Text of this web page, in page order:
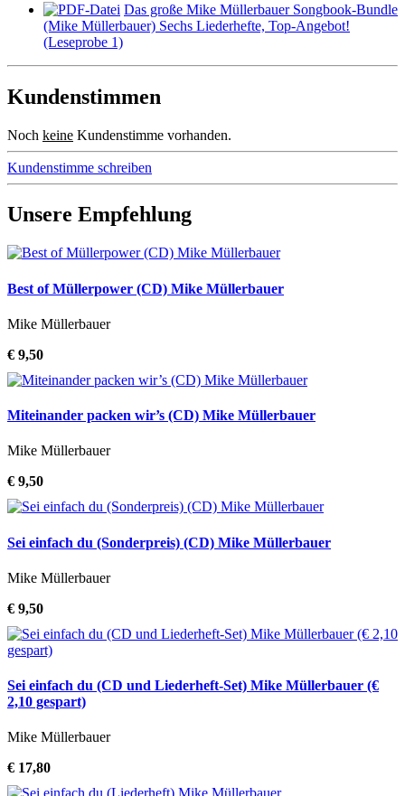
Das große Mike Müllerbauer Songbook-Bundle
(Mike Müllerbauer) Sechs Liederhefte, Top-Angebot!
(Leseprobe 1)
Kundenstimmen
Noch keine Kundenstimme vorhanden.
Kundenstimme schreiben
Unsere Empfehlung
Best of Müllerpower (CD) Mike Müllerbauer
Mike Müllerbauer
€ 9,50
Miteinander packen wir’s (CD) Mike Müllerbauer
Mike Müllerbauer
€ 9,50
Sei einfach du (Sonderpreis) (CD) Mike Müllerbauer
Mike Müllerbauer
€ 9,50
Sei einfach du (CD und Liederheft-Set) Mike Müllerbauer (€
2,10 gespart)
Mike Müllerbauer
€ 17,80